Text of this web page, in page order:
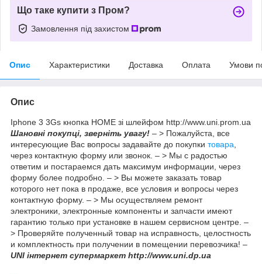
Що таке купити з Пром?
Замовлення під захистом
Опис Характеристики Доставка Оплата Умови
Опис
Iphone 3 3Gs кнопка HOME зі шлейфом http://www.uni.prom.ua
Шановні покупці, зверніть увагу! – > Пожалуйста, все
интересующие Вас вопросы задавайте до покупки товара
через контактную форму или звонок. – > Мы с радостью
ответим и постараемся дать максимум информации, через
форму более подробно. – > Вы можете заказать товар
которого нет пока в продаже, все условия и вопросы через
контактную форму. – > Мы осуществляем ремонт
электроники, электронные компоненты и запчасти имеют
гарантию только при установке в нашем сервисном центре. –
> Проверяйте полученный товар на исправность, целостность
и комплектность при получении в помещении перевозчика! –
UNI інтернет супермаркет http://www.uni.dp.ua